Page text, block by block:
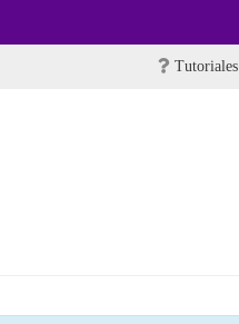
Tutoriales